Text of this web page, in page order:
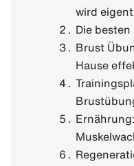
wird
Die
Brust
Hause